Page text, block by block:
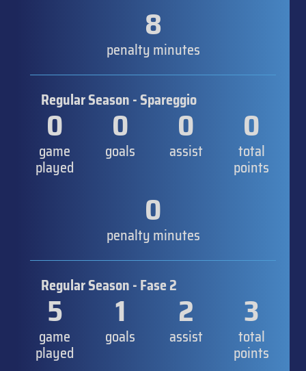
8
penalty minutes
Regular Season - Spareggio
0
game
played
0
goals
0
assist
0
total
points
0
penalty minutes
Regular Season - Fase 2
5
game
played
1
goals
2
assist
3
total
points